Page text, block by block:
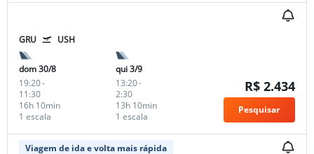
GRU USH
dom 30/8
19:20-
11:30
1 escala
16h 10min
qui 3/9
13:20-
2:30
1 escala
13h 10min
R$ 2.434
Pesquisar
Viagem de ida e volta mais rápida